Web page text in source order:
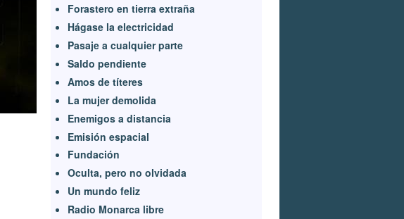
Forastero en tierra extraña
Hágase la electricidad
Pasaje a cualquier parte
Saldo pendiente
Amos de títeres
La mujer demolida
Enemigos a distancia
Emisión espacial
Fundación
Oculta, pero no olvidada
Un mundo feliz
Radio Monarca libre